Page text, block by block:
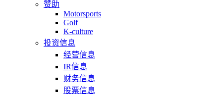
赞助
Motorsports
Golf
K-culture
投资信息
经营信息
IR信息
财务信息
股票信息